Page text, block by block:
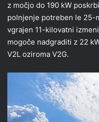
z močjo do 190 kW
polnjenje potreben le 25-
vgrajen 11-kilovatni
mogoče nadgraditi z 22
V2L oziroma V2G.